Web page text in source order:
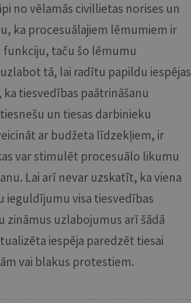
no vēlamās civillietas norises un
ka procesuālajiem lēmumiem ir
taču šo lēmumu
tā, lai radītu papildu iespējas
tiesvedības paātrināšanu
un tiesas darbinieku
ar budžeta līdzekļiem, ir
var stimulēt procesuālo likumu
Lai arī nevar uzskatīt, ka viena
ieguldījumu visa tiesvedības
zināmus uzlabojumus arī šādā
iespēja paredzēt tiesai
vai blakus protestiem.